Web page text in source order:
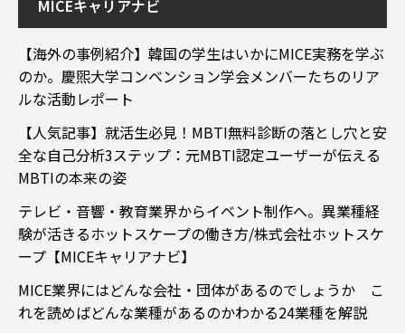
MICEキャリアナビ
【海外の事例紹介】韓国の学生はいかにMICE実務を学ぶ
のか。慶煕大学コンベンション学会メンバーたちのリア
ルな活動レポート
【人気記事】就活生必見！MBTI無料診断の落とし穴と安
全な自己分析3ステップ：元MBTI認定ユーザーが伝える
MBTIの本来の姿
テレビ・音響・教育業界からイベント制作へ。異業種経
験が活きるホットスケープの働き方/株式会社ホットスケ
ープ【MICEキャリアナビ】
MICE業界にはどんな会社・団体があるのでしょうか こ
れを読めばどんな業種があるのかわかる24業種を解説